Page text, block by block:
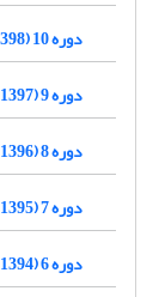
دوره 10 (1398)
دوره 9 (1397)
دوره 8 (1396)
دوره 7 (1395)
دوره 6 (1394)